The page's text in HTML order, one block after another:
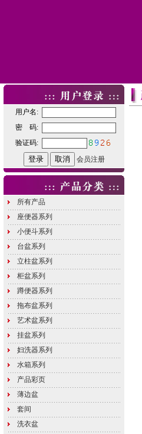
用户名:
密 码:
验证码:
会员注册
所有产品
座便器系列
小便斗系列
台盆系列
立柱盆系列
柜盆系列
蹲便器系列
拖布盆系列
艺术盆系列
挂盆系列
妇洗器系列
水箱系列
产品彩页
薄边盆
套间
洗衣盆